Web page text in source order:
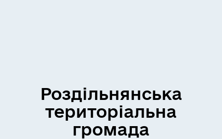
Роздільнянська
територіальна
громада